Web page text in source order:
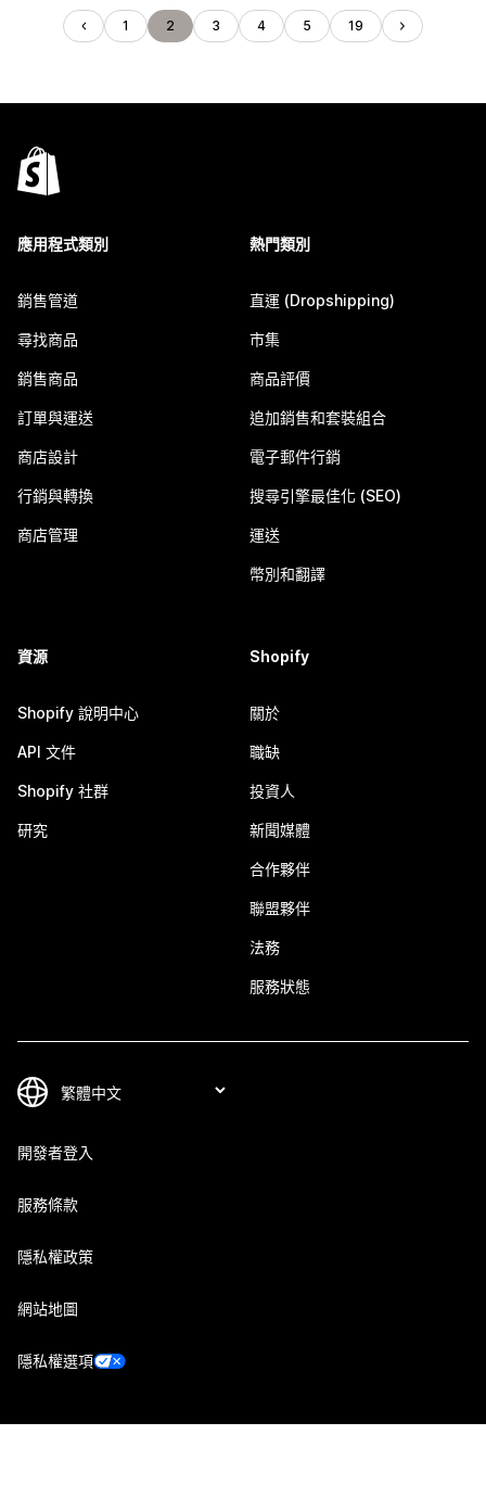
1 2 3 4 5 19
應用程式類別
銷售管道
尋找商品
銷售商品
訂單與運送
商店設計
行銷與轉換
商店管理
熱門類別
直運 (Dropshipping)
市集
商品評價
追加銷售和套裝組合
電子郵件行銷
搜尋引擎最佳化 (SEO)
運送
幣別和翻譯
資源
Shopify 說明中心
API 文件
Shopify 社群
研究
Shopify
關於
職缺
投資人
新聞媒體
合作夥伴
聯盟夥伴
法務
服務狀態
開發者登入
服務條款
隱私權政策
網站地圖
隱私權選項